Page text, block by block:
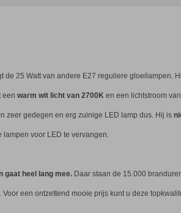
de 25 Watt van andere E27 reguliere gloeilampen.
een warm wit licht van 2700K en een lichtstroom
zeer gedegen en erg zuinige LED lamp dus. Hij is
voor LED te vervangen.
gaat heel lang mee. Daar staan de 15.000
een ontzettend mooie prijs kunt u deze